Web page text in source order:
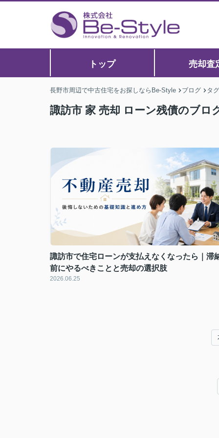
トップ 売却査
長野市周辺で中古住宅をお探しならBe-Style ブログ タ
諏訪市 家 売却 ローン残債のブロ
諏訪市で住宅ローンが支払えなくなったら｜滞
前にやるべきことと売却の選択肢
2026.06.25